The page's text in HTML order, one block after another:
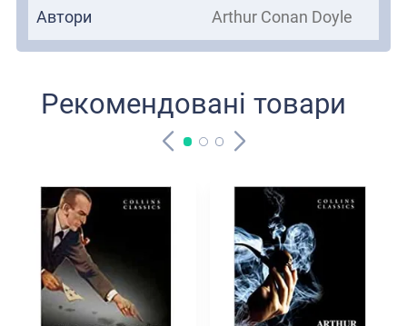
Автори Arthur Conan Doyle
Рекомендовані товари